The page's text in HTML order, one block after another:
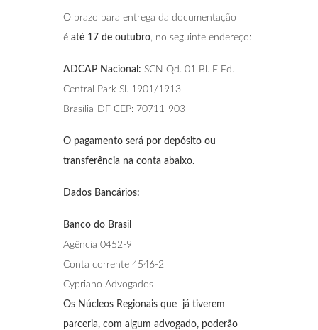
O prazo para entrega da documentação
é até 17 de outubro , no seguinte endereço:
ADCAP Nacional: SCN Qd. 01 Bl. E Ed.
Central Park Sl. 1901/1913
Brasília-DF CEP: 70711-903
O pagamento será por depósito ou
transferência na conta abaixo.
Dados Bancários:
Banco do Brasil
Agência 0452-9
Conta corrente 4546-2
Cypriano Advogados
Os Núcleos Regionais que já tiverem
parceria, com algum advogado, poderão